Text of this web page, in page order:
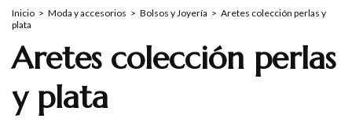
Inicio > Moda y accesorios > Bolsos y Joyería > Aretes colección perlas y
plata
Aretes colección perlas
y plata